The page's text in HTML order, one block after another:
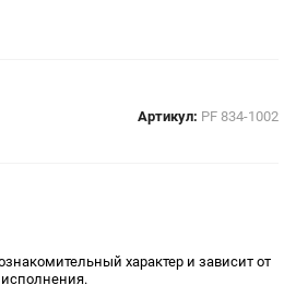
Артикул: PF 834-1002
характер и зависит от